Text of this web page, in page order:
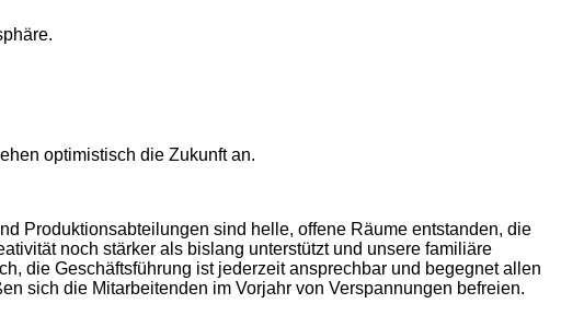
optimistisch die Zukunft an.
Produktionsabteilungen sind helle, offene Räume entstanden, die
noch stärker als bislang unterstützt und unsere familiäre
die Geschäftsführung ist jederzeit ansprechbar und begegnet allen
sich die Mitarbeitenden im Vorjahr von Verspannungen befreien.